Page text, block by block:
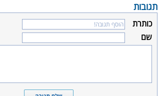
תגובות
כותרת
שם